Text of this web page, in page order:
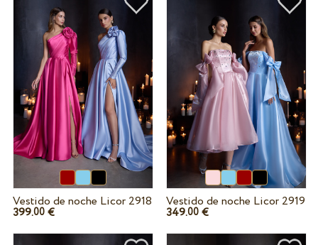
Vestido de noche Licor 2918
399.00€
Vestido de noche Licor 2919
349.00 €